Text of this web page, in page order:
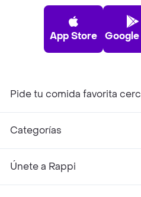
App Store Google
Pide tu comida favorita
Categorías
Únete a Rappi